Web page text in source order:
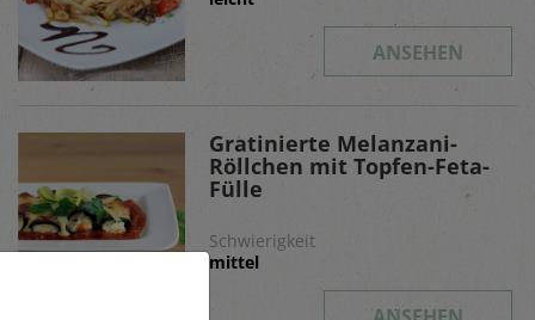
ANSEHEN
Gratinierte Melanzani-
Röllchen mit Topfen-Feta-
Fülle
Schwierigkeit
mittel